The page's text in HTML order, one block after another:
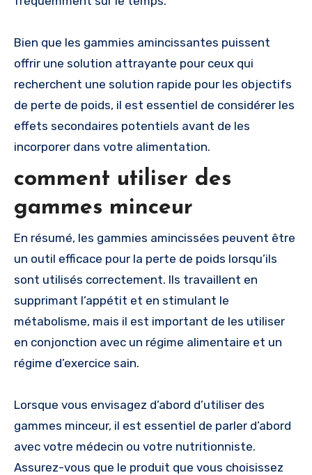
Bien que les gammies amincissantes puissent
offrir une solution attrayante pour ceux qui
recherchent une solution rapide pour les objectifs
de perte de poids, il est essentiel de considérer les
effets secondaires potentiels avant de les
incorporer dans votre alimentation.
comment utiliser des
gammes minceur
En résumé, les gammies amincissées peuvent être
un outil efficace pour la perte de poids lorsqu’ils
sont utilisés correctement. Ils travaillent en
supprimant l’appétit et en stimulant le
métabolisme, mais il est important de les utiliser
en conjonction avec un régime alimentaire et un
régime d’exercice sain.
Lorsque vous envisagez d’abord d’utiliser des
gammes minceur, il est essentiel de parler d’abord
avec votre médecin ou votre nutritionniste.
Assurez-vous que le produit que vous choisissez